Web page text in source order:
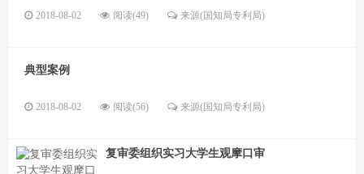
2018-08-02 阅读(49) 来源(国知局专利局)
典型案例
2018-08-02 阅读(56) 来源(国知局专利局)
复审委组织实习大学生观摩口审